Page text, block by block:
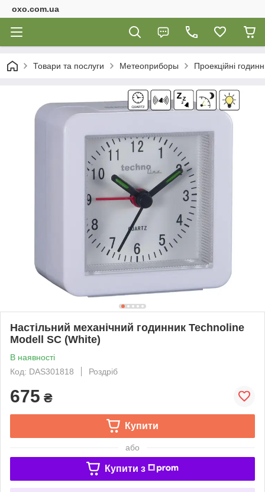
oxo.com.ua
Товари та послуги Метеоприборы Проекційні
Настільний механічний годинник Technoline
Modell SC (White)
В наявності
Код: DAS301818
Роздріб
675 ₴
Купити
або
Купити з